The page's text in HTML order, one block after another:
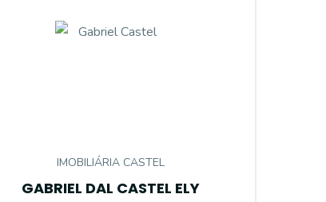
IMOBILIÁRIA CASTEL
GABRIEL DAL CASTEL ELY